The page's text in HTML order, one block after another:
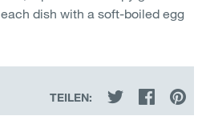
dish with a soft-boiled egg
TEILEN: